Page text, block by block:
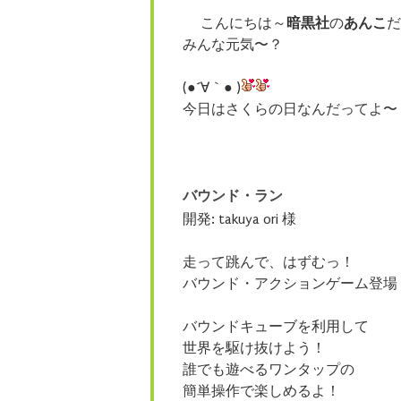
こんにちは～ 暗黒社のあんこ
みんな元気〜？
(●´∀｀● )
今日はさくらの日なんだってよ〜
バウンド・ラン
開発: takuya ori 様
走って跳んで、はずむっ！
バウンド・アクションゲーム登場
バウンドキューブを利用して
世界を駆け抜けよう！
誰でも遊べるワンタップの
簡単操作で楽しめるよ！